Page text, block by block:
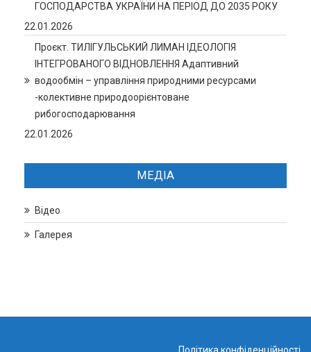
ГОСПОДАРСТВА УКРАЇНИ НА ПЕРІОД ДО 2035 РОКУ
22.01.2026
Проєкт. ТИЛІГУЛЬСЬКИЙ ЛИМАН ІДЕОЛОГІЯ
ІНТЕГРОВАНОГО ВІДНОВЛЕННЯ Адаптивний
водообмін – управління природними ресурсами
-колективне природоорієнтоване
рибогосподарювання
22.01.2026
МЕДІА
Відео
Галерея